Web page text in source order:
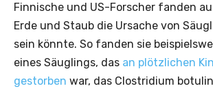
Finnische und US-Forscher fanden
Erde und Staub die Ursache von
sein könnte. So fanden sie
eines Säuglings, das an plötzlichen
gestorben war, das Clostridium